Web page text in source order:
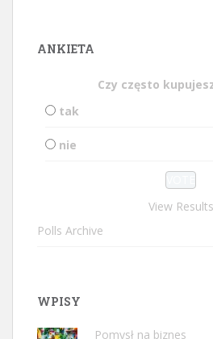
ANKIETA
Czy często
tak
nie
View Results
Polls Archive
WPISY
Pomysł na biznes